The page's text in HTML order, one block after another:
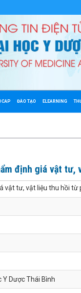
ĐÀO TẠO ELEARNING
định giá vật
vật tư, vật liệu thu hồi từ
Dược Thái Bình